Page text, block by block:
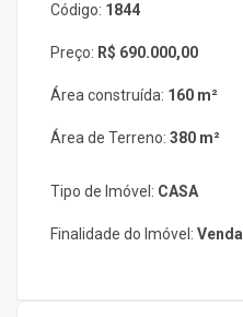
Código: 1844
Preço: R$ 690.000,00
Área construída: 160 m²
Área de Terreno: 380 m²
Tipo de Imóvel: CASA
Finalidade do Imóvel: Venda